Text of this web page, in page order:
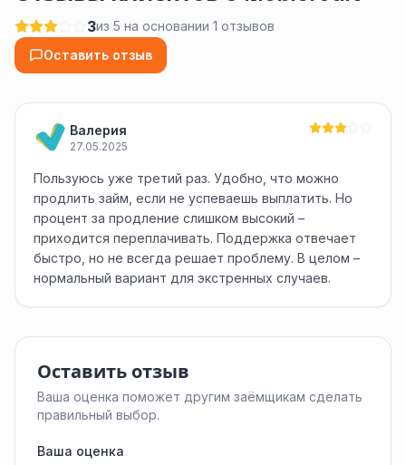
3из 5 на основании 1 отзывов
Оставить отзыв
Валерия
27.05.2025
Пользуюсь уже третий раз. Удобно, что можно
продлить займ, если не успеваешь выплатить. Но
процент за продление слишком высокий –
приходится переплачивать. Поддержка отвечает
быстро, но не всегда решает проблему. В целом –
нормальный вариант для экстренных случаев.
Оставить отзыв
Ваша оценка поможет другим заёмщикам сделать
правильный выбор.
Ваша оценка